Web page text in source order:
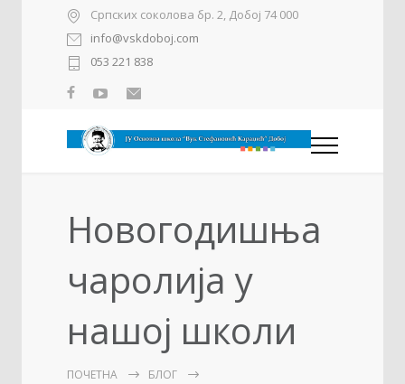
Српских соколова бр. 2, Добој 74 000
info@vskdoboj.com
053 221 838
Новогодишња
чаролија у
нашој школи
ПОЧЕТНА
БЛОГ